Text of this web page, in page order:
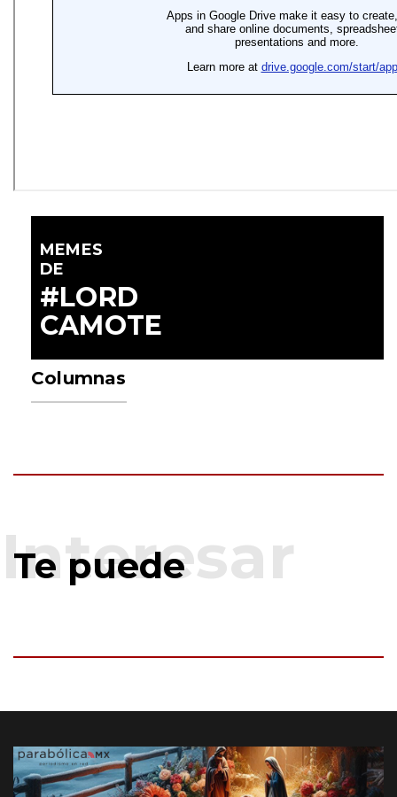
MEMES
DE
#LORD
CAMOTE
Columnas
Te puede